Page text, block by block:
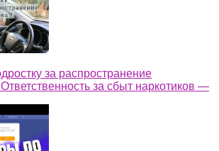
за распространение
за сбыт наркотиков —